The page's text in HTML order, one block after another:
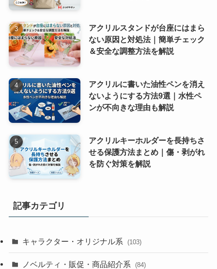
アクリルスタンドが台座にはまら
ない原因と対処法｜簡単チェック
＆安全な調整方法を解説
アクリルに書いた油性ペンを消え
ないようにする方法9選｜水性ペ
ンが不向きな理由も解説
アクリルキーホルダーを長持ちさ
せる保護方法まとめ｜傷・剥がれ
を防ぐ対策を解説
記事カテゴリ
キャラクター・オリジナル系 (103)
ノベルティ・販促・商品紹介系 (84)